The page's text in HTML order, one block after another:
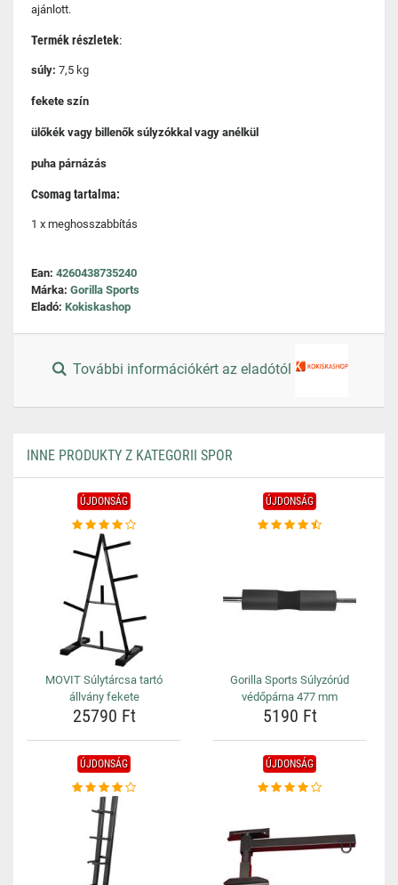
ajánlott.
Termék részletek:
súly: 7,5 kg
fekete szín
ülőkék vagy billenők súlyzókkal vagy anélkül
puha párnázás
Csomag tartalma:
1 x meghosszabbítás
Ean: 4260438735240
Márka: Gorilla Sports
Eladó: Kokiskashop
További információkért az eladótól
INNE PRODUKTY Z KATEGORII SPOR
ÚJDONSÁG
MOVIT Súlytárcsa tartó
állvány fekete
25790 Ft
ÚJDONSÁG
Gorilla Sports Súlyzórúd
védőpárna 477 mm
5190 Ft
ÚJDONSÁG ÚJDONSÁG